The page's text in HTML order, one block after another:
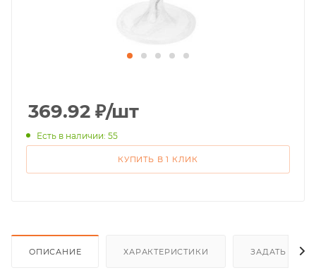
369.92 ₽/шт
Есть в наличии: 55
КУПИТЬ В 1 КЛИК
ОПИСАНИЕ ХАРАКТЕРИСТИКИ ЗАДАТЬ